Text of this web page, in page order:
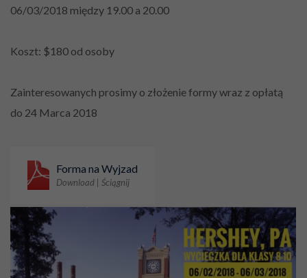
Czekolady
06/03/2018 między 19.00 a 20.00
Koszt: $180 od osoby
Zainteresowanych prosimy o złożenie formy wraz z opłatą
do 24 Marca 2018
Forma na Wyjzad
Download | Ściągnij